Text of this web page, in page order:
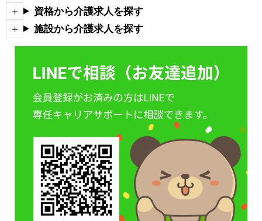
資格から介護求人を探す
施設から介護求人を探す